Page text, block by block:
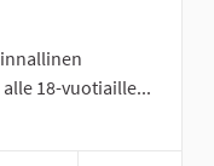
18-vuotiaille...
Seinäjoki